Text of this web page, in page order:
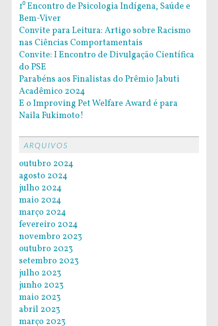
1⁰ Encontro de Psicologia Indígena, Saúde e
Bem-Viver
Convite para Leitura: Artigo sobre Racismo
nas Ciências Comportamentais
Convite: I Encontro de Divulgação Científica
do PSE
Parabéns aos Finalistas do Prêmio Jabuti
Acadêmico 2024
E o Improving Pet Welfare Award é para
Naila Fukimoto!
ARQUIVOS
outubro 2024
agosto 2024
julho 2024
maio 2024
março 2024
fevereiro 2024
novembro 2023
outubro 2023
setembro 2023
julho 2023
junho 2023
maio 2023
abril 2023
março 2023